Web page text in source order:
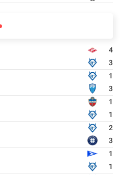
4
3
1
3
1
1
2
3
1
1